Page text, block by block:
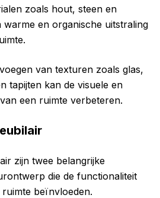
zoals hout, steen en
warme en organische uitstraling
van texturen zoals glas,
tapijten kan de visuele en
een ruimte verbeteren.
zijn twee belangrijke
die de functionaliteit
beïnvloeden.